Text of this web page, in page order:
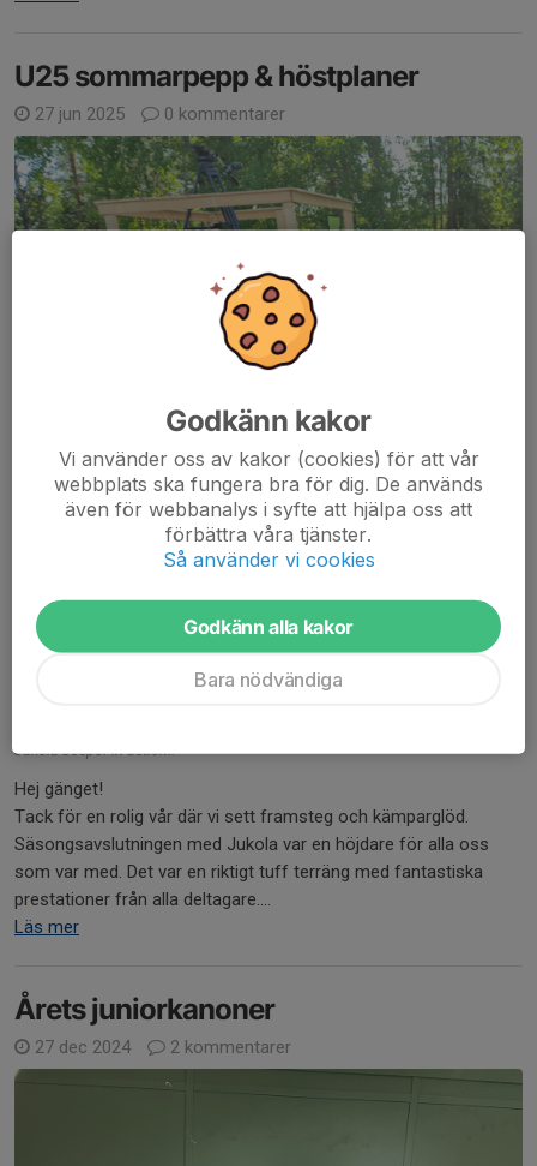
U25 sommarpepp & höstplaner
27 jun 2025 0 kommentarer
Jukola-Jesper in action!!
Hej gänget!
Tack för en rolig vår där vi sett framsteg och kämparglöd.
Säsongsavslutningen med Jukola var en höjdare för alla oss
som var med. Det var en riktigt tuff terräng med fantastiska
prestationer från alla deltagare....
Läs mer
Årets juniorkanoner
27 dec 2024 2 kommentarer
Godkänn kakor
Vi använder oss av kakor (cookies) för att vår
webbplats ska fungera bra för dig. De används
även för webbanalys i syfte att hjälpa oss att
förbättra våra tjänster.
Så använder vi cookies
Godkänn alla kakor
Bara nödvändiga